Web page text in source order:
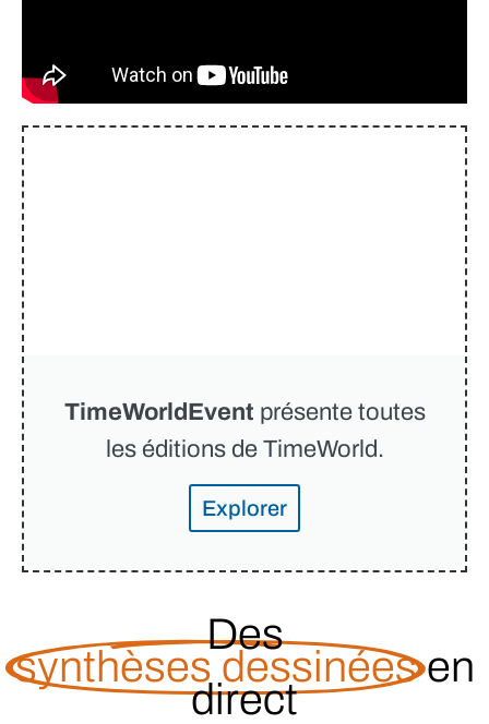
TimeWorldEvent présente toutes
les éditions de TimeWorld.
Explorer
Des
synthèses dessinées en
direct